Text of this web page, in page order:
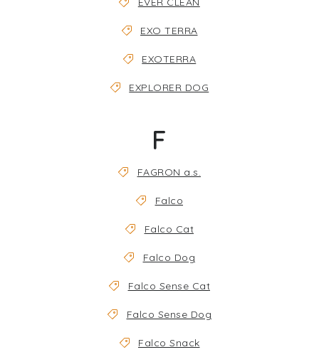
EXO TERRA
EXOTERRA
EXPLORER DOG
F
FAGRON a.s.
Falco
Falco Cat
Falco Dog
Falco Sense Cat
Falco Sense Dog
Falco Snack